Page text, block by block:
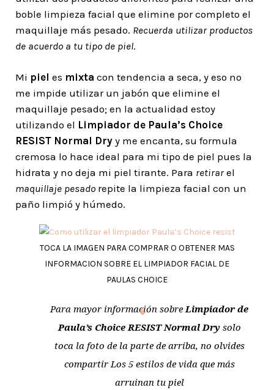
boble limpieza facial que elimine por completo el
maquillaje más pesado. Recuerda utilizar productos
de acuerdo a tu tipo de piel.
Mi piel es mixta con tendencia a seca, y eso no
me impide utilizar un jabón que elimine el
maquillaje pesado; en la actualidad estoy
utilizando el Limpiador de Paula’s Choice
RESIST Normal Dry y me encanta, su formula
cremosa lo hace ideal para mi tipo de piel pues la
hidrata y no deja mi piel tirante. Para retirarel
maquillaje pesado repite la limpieza facial con un
paño limpió y húmedo.
TOCA LA IMAGEN PARA COMPRAR O OBTENER MAS
INFORMACION SOBRE EL LIMPIADOR FACIAL DE
PAULAS CHOICE
Para mayor información sobreLimpiador de
Paula’s Choice RESIST Normal Drysolo
toca la foto de la parte de arriba, no olvides
compartirLos 5 estilos de vida que más
arruinan tu piel